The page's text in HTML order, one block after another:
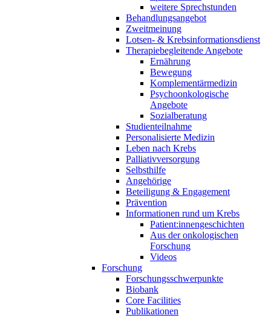
weitere Sprechstunden
Behandlungsangebot
Zweitmeinung
Lotsen- & Krebsinformationsdienst
Therapiebegleitende Angebote
Ernährung
Bewegung
Komplementärmedizin
Psychoonkologische
Angebote
Sozialberatung
Studienteilnahme
Personalisierte Medizin
Leben nach Krebs
Palliativversorgung
Selbsthilfe
Angehörige
Beteiligung & Engagement
Prävention
Informationen rund um Krebs
Patient:innengeschichten
Aus der onkologischen
Forschung
Videos
Forschung
Forschungsschwerpunkte
Biobank
Core Facilities
Publikationen